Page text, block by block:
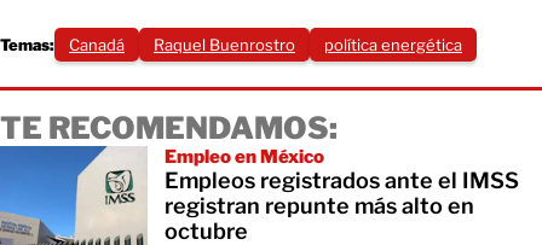
Temas: Canadá Raquel Buenrostro política energética
TE RECOMENDAMOS:
Empleo en México
Empleos registrados ante el IMSS
registran repunte más alto en
octubre